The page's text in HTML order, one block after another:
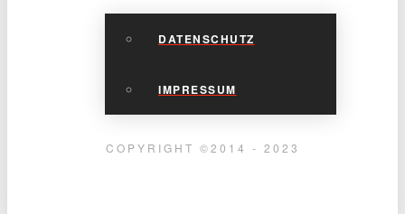
DATENSCHUTZ
IMPRESSUM
COPYRIGHT ©2014 - 2023